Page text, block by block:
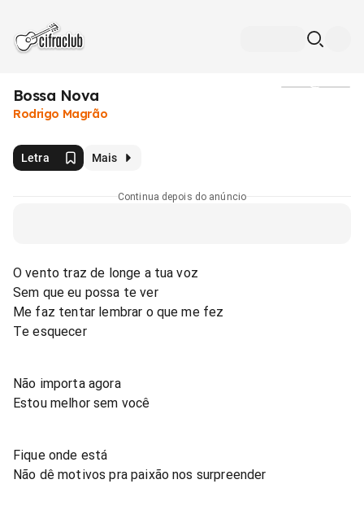
Bossa Nova
Rodrigo Magrão
Letra Mais
Continua depois do anúncio
O vento traz de longe a tua voz
Sem que eu possa te ver
Me faz tentar lembrar o que me fez
Te esquecer
Não importa agora
Estou melhor sem você
Fique onde está
Não dê motivos pra paixão nos surpreender